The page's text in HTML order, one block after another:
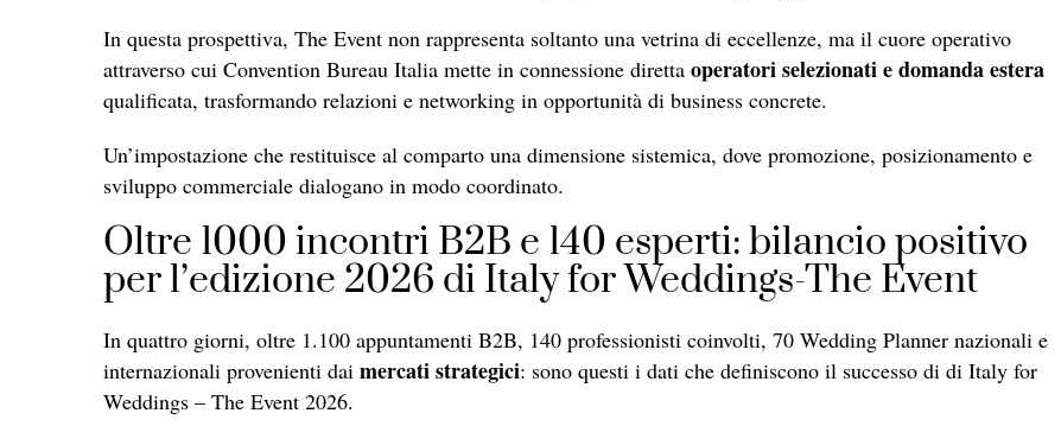
In questa prospettiva, The Event non rappresenta soltanto una vetrina di eccellenze, ma il cuore operativo
attraverso cui Convention Bureau Italia mette in connessione diretta operatori selezionati e domanda estera
qualificata, trasformando relazioni e networking in opportunità di business concrete.
Un’impostazione che restituisce al comparto una dimensione sistemica, dove promozione, posizionamento e
sviluppo commerciale dialogano in modo coordinato.
Oltre 1000 incontri B2B e 140 esperti: bilancio positivo
per l’edizione 2026 di Italy for Weddings-The Event
In quattro giorni, oltre 1.100 appuntamenti B2B, 140 professionisti coinvolti, 70 Wedding Planner nazionali e
internazionali provenienti dai mercati strategici: sono questi i dati che definiscono il successo di di Italy for
Weddings – The Event 2026.